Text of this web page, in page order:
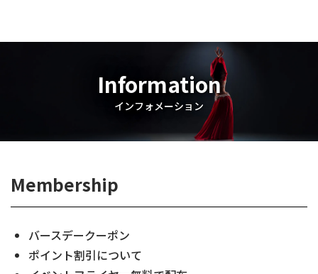
Information
インフォメーション
Membership
バースデークーポン
ポイント割引について